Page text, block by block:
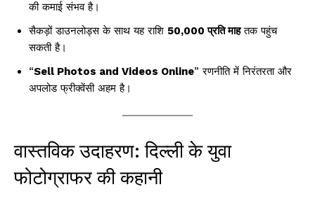
की कमाई संभव है।
सैकड़ों डाउनलोड्स के साथ यह राशि ₹50,000 प्रति माहतक पहुंच
सकती है।
“Sell Photos and Videos Online” रणनीति में निरंतरता और
अपलोड फ्रीक्वेंसी अहम है।
वास्तविक उदाहरण: दिल्ली के युवा
फोटोग्राफर की कहानी